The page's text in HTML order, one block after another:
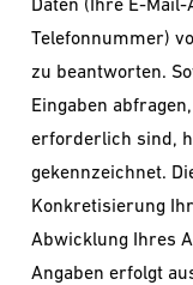
Telefonnummer)
zu beantworten.
Eingaben
erforderlich sind,
gekennzeichnet.
Konkretisierung
Abwicklung Ihres
Angaben erfolgt